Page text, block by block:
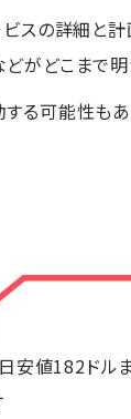
スの詳細と
がどこまで
る可能性も
値182ドル